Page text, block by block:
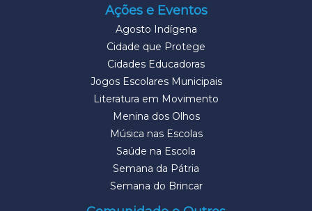
Ações e Eventos
Agosto Indígena
Cidade que Protege
Cidades Educadoras
Jogos Escolares Municipais
Literatura em Movimento
Menina dos Olhos
Música nas Escolas
Saúde na Escola
Semana da Pátria
Semana do Brincar